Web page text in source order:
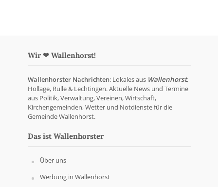
Wir ❤ Wallenhorst!
Wallenhorster Nachrichten: Lokales aus Wallenhorst,
Hollage, Rulle & Lechtingen. Aktuelle News und Termine
aus Politik, Verwaltung, Vereinen, Wirtschaft,
Kirchengemeinden, Wetter und Notdienste für die
Gemeinde Wallenhorst.
Das ist Wallenhorster
Über uns
Werbung in Wallenhorst